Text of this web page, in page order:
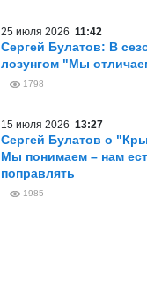
25 июля 2026 11:42
Сергей Булатов: В
лозунгом "Мы
1798
15 июля 2026 13:27
Сергей Булатов о
Мы понимаем – нам
поправлять
1985